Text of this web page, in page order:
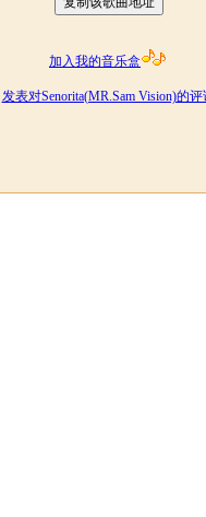
加入我的音乐盒
发表对Senorita(MR.Sam Vision)的评